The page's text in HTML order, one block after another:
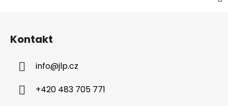
Kontakt
info@jlp.cz
+420 483 705 771